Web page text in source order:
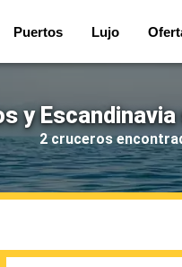
Puertos Lujo
y
2 cruceros